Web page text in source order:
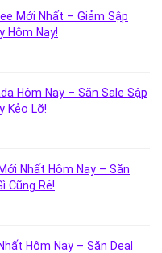
Mới Nhất – Giảm Sập
Hôm Nay!
Hôm Nay – Săn Sale Sập
Kẻo Lỡ!
Nhất Hôm Nay – Săn
Cũng Rẻ!
Hôm Nay – Săn Deal